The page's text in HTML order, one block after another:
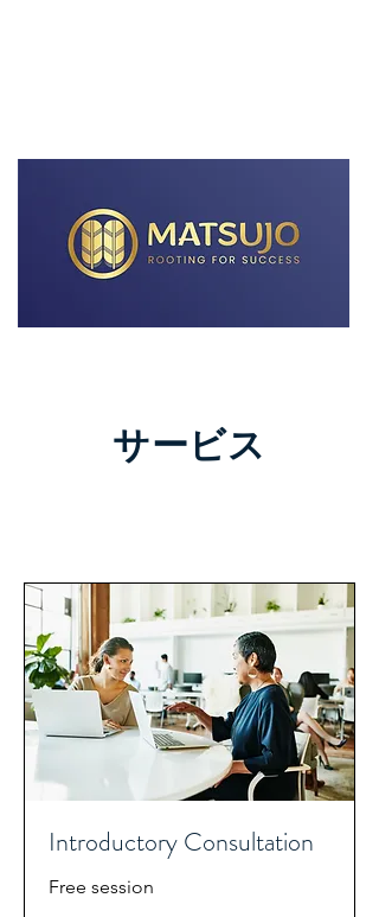
サービス
Introductory Consultation
Free session